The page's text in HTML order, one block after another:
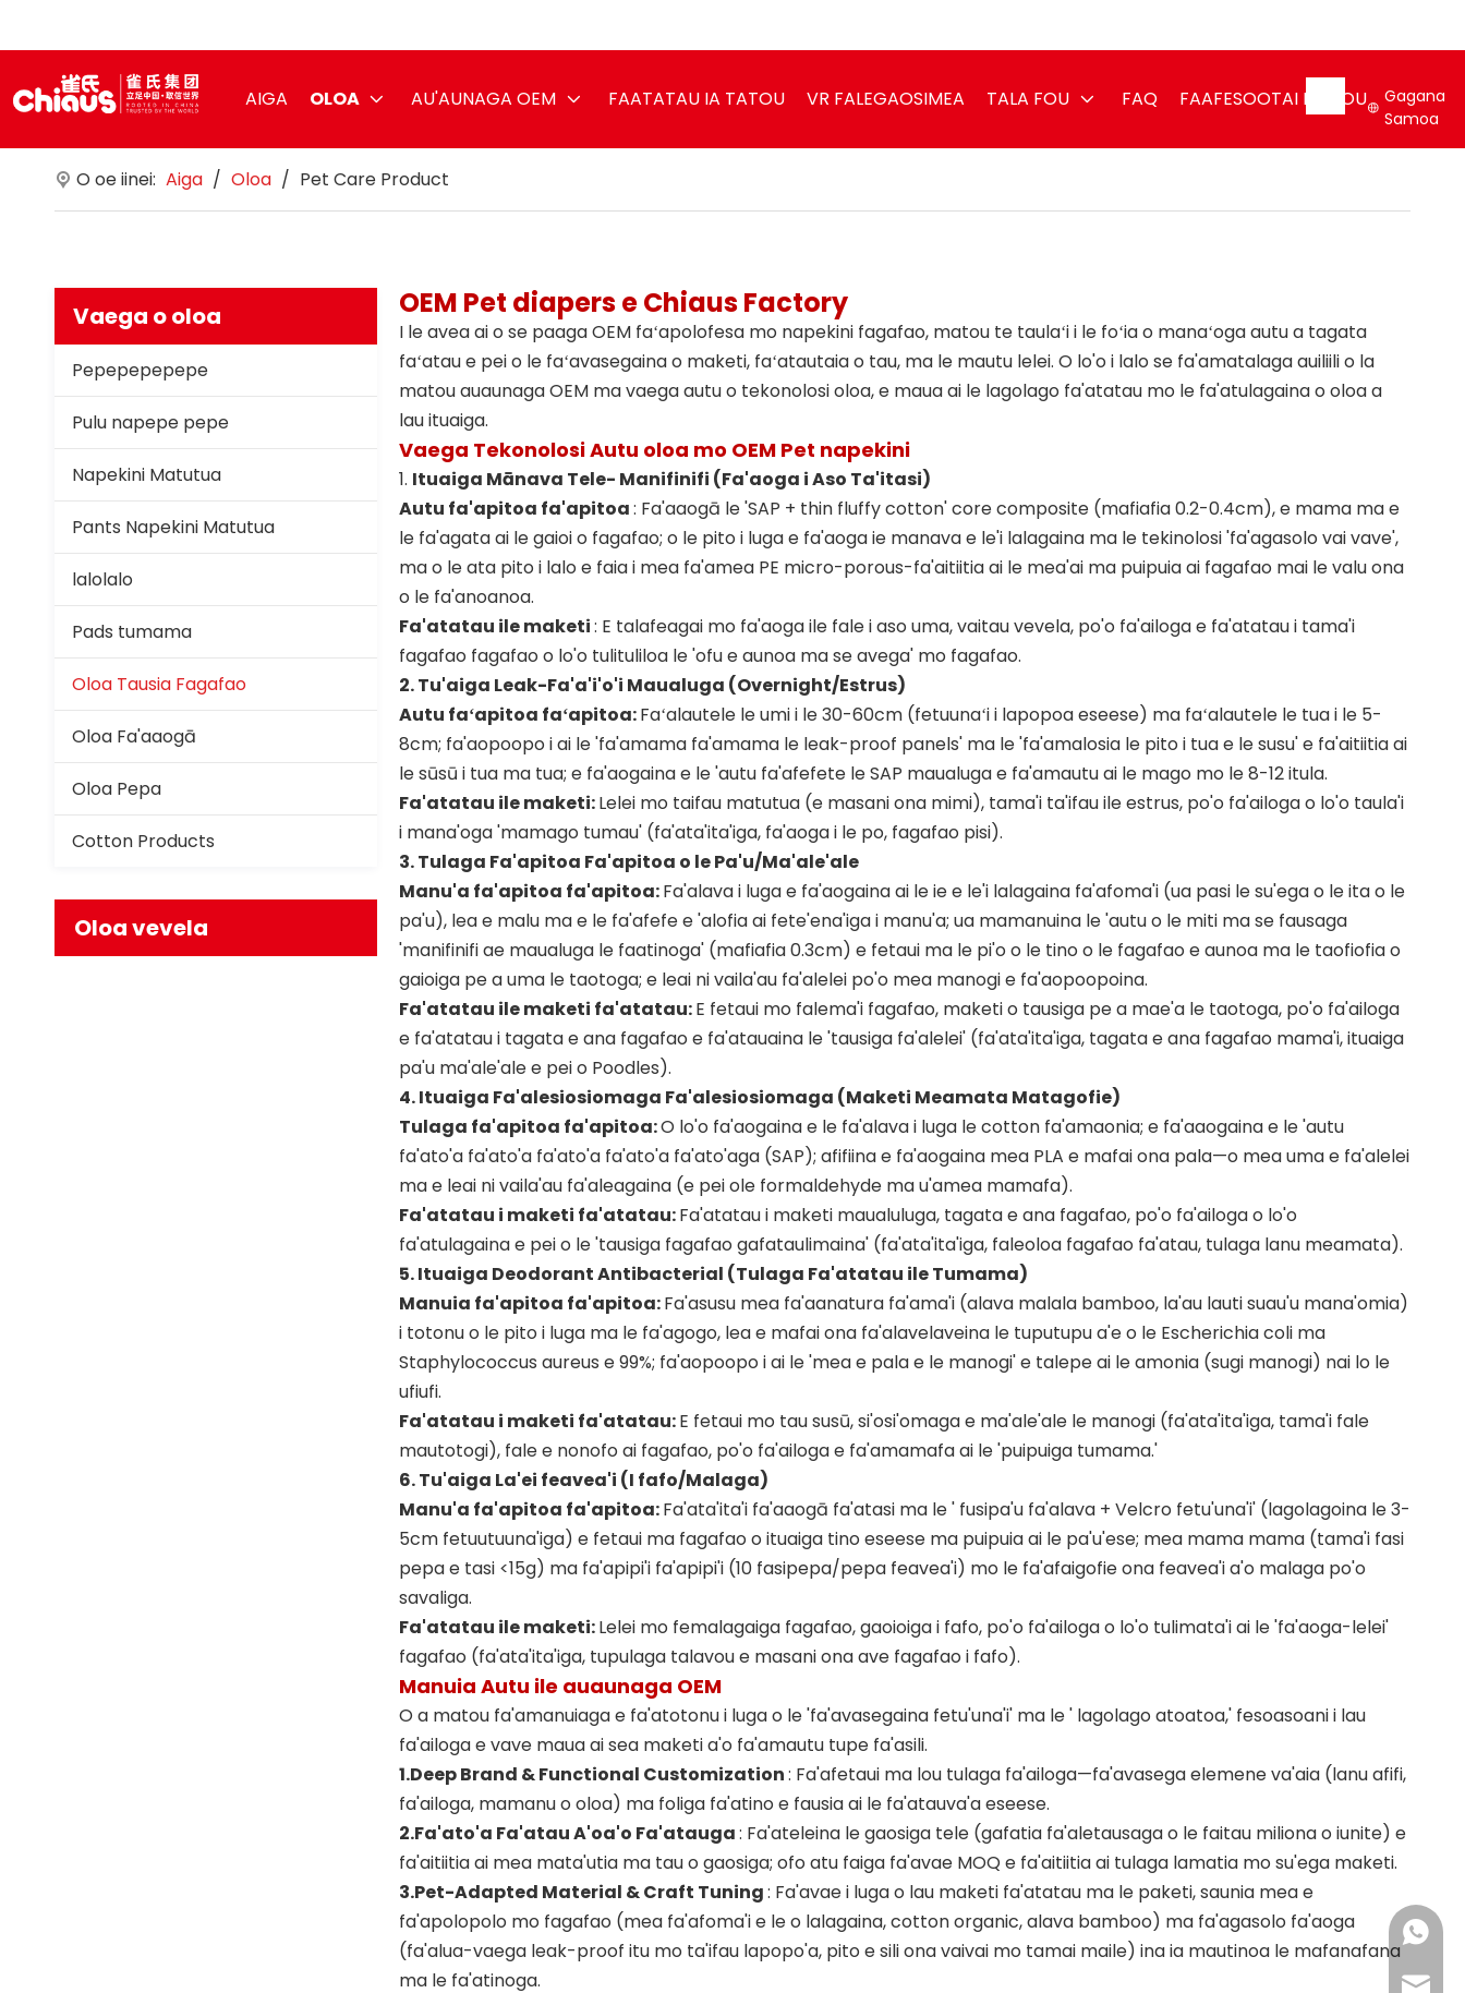
AIGA OLOA AU'AUNAGA OEM FAATATAU IA TATOU VR FALEGAOSIMEA TALA FOU FAQ FAAFESOOTAI MATOU
Gagana
Samoa
O oe iinei: Aiga / Oloa / Pet Care Product
Vaega o oloa
Pepepepepepe
Pulu napepe pepe
Napekini Matutua
Pants Napekini Matutua
lalolalo
Pads tumama
Oloa Tausia Fagafao
Oloa Fa'aaogā
Oloa Pepa
Cotton Products
Oloa vevela
OEM Pet diaperse Chiaus Factory
I le avea ai o se paaga OEM faʻapolofesa mo napekini fagafao, matou te taulaʻi i le foʻia o manaʻoga autu a tagata
faʻatau e pei o le faʻavasegaina o maketi, faʻatautaia o tau, ma le mautu lelei. O lo'o i lalo se fa'amatalaga auiliili o la
matou auaunaga OEM ma vaega autu o tekonolosi oloa, e maua ai le lagolago fa'atatau mo le fa'atulagaina o oloa a
lau ituaiga.
Vaega Tekonolosi Autu oloa mo OEM Pet napekini
1. Ituaiga Mānava Tele- Manifinifi (Fa'aoga i Aso Ta'itasi)
Autu fa'apitoa fa'apitoa: Fa'aaogā le 'SAP + thin fluffy cotton' core composite (mafiafia 0.2-0.4cm), e mama ma e
le fa'agata ai le gaioi o fagafao; o le pito i luga e fa'aoga ie manava e le'i lalagaina ma le tekinolosi 'fa'agasolo vai vave',
ma o le ata pito i lalo e faia i mea fa'amea PE micro-porous-fa'aitiitia ai le mea'ai ma puipuia ai fagafao mai le valu ona
o le fa'anoanoa.
Fa'atatau ile maketi: E talafeagai mo fa'aoga ile fale i aso uma, vaitau vevela, po'o fa'ailoga e fa'atatau i tama'i
fagafao fagafao o lo'o tulituliloa le 'ofu e aunoa ma se avega' mo fagafao.
2. Tu'aiga Leak-Fa'a'i'o'i Maualuga (Overnight/Estrus)
Autu faʻapitoa faʻapitoa:Faʻalautele le umi i le 30-60cm (fetuunaʻi i lapopoa eseese) ma faʻalautele le tua i le 5-
8cm; fa'aopoopo i ai le 'fa'amama fa'amama le leak-proof panels' ma le 'fa'amalosia le pito i tua e le susu' e fa'aitiitia ai
le sūsū i tua ma tua; e fa'aogaina e le 'autu fa'afefete le SAP maualuga e fa'amautu ai le mago mo le 8-12 itula.
Fa'atatau ile maketi:Lelei mo taifau matutua (e masani ona mimi), tama'i ta'ifau ile estrus, po'o fa'ailoga o lo'o taula'i
i mana'oga 'mamago tumau' (fa'ata'ita'iga, fa'aoga i le po, fagafao pisi).
3. Tulaga Fa'apitoa Fa'apitoa o le Pa'u/Ma'ale'ale
Manu'a fa'apitoa fa'apitoa:Fa'alava i luga e fa'aogaina ai le ie e le'i lalagaina fa'afoma'i (ua pasi le su'ega o le ita o le
pa'u), lea e malu ma e le fa'afefe e 'alofia ai fete'ena'iga i manu'a; ua mamanuina le 'autu o le miti ma se fausaga
'manifinifi ae maualuga le faatinoga' (mafiafia 0.3cm) e fetaui ma le pi'o o le tino o le fagafao e aunoa ma le taofiofia o
gaioiga pe a uma le taotoga; e leai ni vaila'au fa'alelei po'o mea manogi e fa'aopoopoina.
Fa'atatau ile maketi fa'atatau:E fetaui mo falema'i fagafao, maketi o tausiga pe a mae'a le taotoga, po'o fa'ailoga
e fa'atatau i tagata e ana fagafao e fa'atauaina le 'tausiga fa'alelei' (fa'ata'ita'iga, tagata e ana fagafao mama'i, ituaiga
pa'u ma'ale'ale e pei o Poodles).
4. Ituaiga Fa'alesiosiomaga Fa'alesiosiomaga (Maketi Meamata Matagofie)
Tulaga fa'apitoa fa'apitoa:O lo'o fa'aogaina e le fa'alava i luga le cotton fa'amaonia; e fa'aaogaina e le 'autu
fa'ato'a fa'ato'a fa'ato'a fa'ato'a fa'ato'aga (SAP); afifiina e fa'aogaina mea PLA e mafai ona pala—o mea uma e fa'alelei
ma e leai ni vaila'au fa'aleagaina (e pei ole formaldehyde ma u'amea mamafa).
Fa'atatau i maketi fa'atatau:Fa'atatau i maketi maualuluga, tagata e ana fagafao, po'o fa'ailoga o lo'o
fa'atulagaina e pei o le 'tausiga fagafao gafataulimaina' (fa'ata'ita'iga, faleoloa fagafao fa'atau, tulaga lanu meamata).
5. Ituaiga Deodorant Antibacterial (Tulaga Fa'atatau ile Tumama)
Manuia fa'apitoa fa'apitoa:Fa'asusu mea fa'aanatura fa'ama'i (alava malala bamboo, la'au lauti suau'u mana'omia)
i totonu o le pito i luga ma le fa'agogo, lea e mafai ona fa'alavelaveina le tuputupu a'e o le Escherichia coli ma
Staphylococcus aureus e 99%; fa'aopoopo i ai le 'mea e pala e le manogi' e talepe ai le amonia (sugi manogi) nai lo le
ufiufi.
Fa'atatau i maketi fa'atatau:E fetaui mo tau susū, si'osi'omaga e ma'ale'ale le manogi (fa'ata'ita'iga, tama'i fale
mautotogi), fale e nonofo ai fagafao, po'o fa'ailoga e fa'amamafa ai le 'puipuiga tumama.'
6. Tu'aiga La'ei feavea'i (I fafo/Malaga)
Manu'a fa'apitoa fa'apitoa:Fa'ata'ita'i fa'aaogā fa'atasi ma le ' fusipa'u fa'alava + Velcro fetu'una'i' (lagolagoina le 3-
5cm fetuutuuna'iga) e fetaui ma fagafao o ituaiga tino eseese ma puipuia ai le pa'u'ese; mea mama mama (tama'i fasi
pepa e tasi <15g) ma fa'apipi'i fa'apipi'i (10 fasipepa/pepa feavea'i) mo le fa'afaigofie ona feavea'i a'o malaga po'o
savaliga.
Fa'atatau ile maketi:Lelei mo femalagaiga fagafao, gaoioiga i fafo, po'o fa'ailoga o lo'o tulimata'i ai le 'fa'aoga-lelei'
fagafao (fa'ata'ita'iga, tupulaga talavou e masani ona ave fagafao i fafo).
Manuia Autu ile auaunaga OEM
O a matou fa'amanuiaga e fa'atotonu i luga o le 'fa'avasegaina fetu'una'i' ma le ' lagolago atoatoa,' fesoasoani i lau
fa'ailoga e vave maua ai sea maketi a'o fa'amautu tupe fa'asili.
1.Deep Brand & Functional Customization: Fa'afetaui ma lou tulaga fa'ailoga—fa'avasega elemene va'aia (lanu afifi,
fa'ailoga, mamanu o oloa) ma foliga fa'atino e fausia ai le fa'atauva'a eseese.
2.Fa'ato'a Fa'atau A'oa'o Fa'atauga: Fa'ateleina le gaosiga tele (gafatia fa'aletausaga o le faitau miliona o iunite) e
fa'aitiitia ai mea mata'utia ma tau o gaosiga; ofo atu faiga fa'avae MOQ e fa'aitiitia ai tulaga lamatia mo su'ega maketi.
3.Pet-Adapted Material & Craft Tuning: Fa'avae i luga o lau maketi fa'atatau ma le paketi, saunia mea e
fa'apolopolo mo fagafao (mea fa'afoma'i e le o lalagaina, cotton organic, alava bamboo) ma fa'agasolo fa'aoga
(fa'alua-vaega leak-proof itu mo ta'ifau lapopo'a, pito e sili ona vaivai mo tamai maile) ina ia mautinoa le mafanafana
ma le fa'atinoga.
+86